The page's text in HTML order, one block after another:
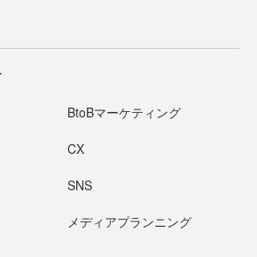
BtoBマーケティング
CX
SNS
メディアプランニング